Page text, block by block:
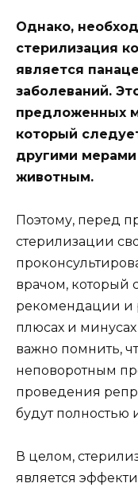
Однако,
стерилизация
является
заболеваний.
предложенных
который
другими мерами
животным.
Поэтому, перед
стерилизации
врачом, который
рекомендации и
плюсах и
важно помнить,
неповоротным
проведения
будут полностью
В целом,
является